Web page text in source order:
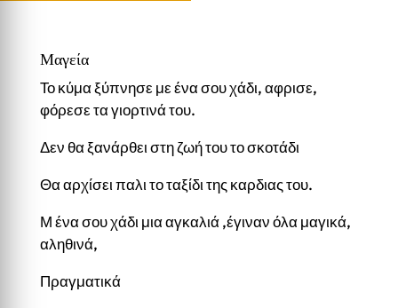
Μαγεία
Το κύμα ξύπνησε με ένα σου χάδι, αφρισε,
φόρεσε τα γιορτινά του.
Δεν θα ξανάρθει στη ζωή του το σκοτάδι
Θα αρχίσει παλι το ταξίδι της καρδιας του.
Μ ένα σου χάδι μια αγκαλιά ,έγιναν όλα μαγικά,
αληθινά,
Πραγματικά